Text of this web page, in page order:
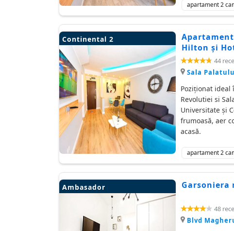
apartament 2
Continental 2
Hilton și
44
Sala
Poziţionat ideal
Revolutiei si
Universitate şi
frumoasă, aer
acasă.
apartament 2
Ambasador Garsoniera
48
Blvd